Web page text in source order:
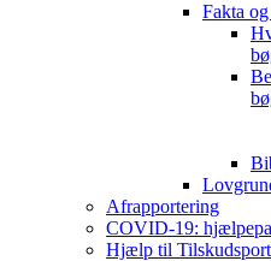
Fakta
Afrapportering
COVID-19:
Hjælp til